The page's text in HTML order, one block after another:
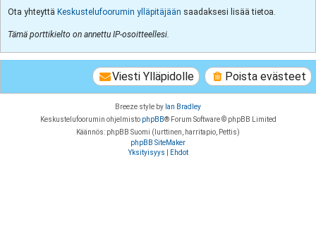
Ota yhteyttä Keskustelufoorumin ylläpitäjään saadaksesi lisää tietoa.
Tämä porttikielto on annettu IP-osoitteellesi.
Poista evästeet
Viesti Ylläpidolle
Breeze style by Ian Bradley
Keskustelufoorumin ohjelmisto phpBB® Forum Software © phpBB Limited
Käännös: phpBB Suomi (lurttinen, harritapio, Pettis)
phpBB SiteMaker
Yksityisyys
Ehdot